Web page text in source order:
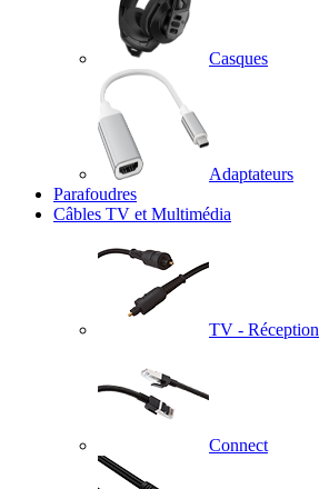
Casques
Adaptateurs
Parafoudres
Câbles TV et Multimédia
TV - Réception
Connect